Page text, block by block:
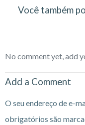
Você também
No comment yet, add
Add a Comment
O seu endereço de e-
obrigatórios são